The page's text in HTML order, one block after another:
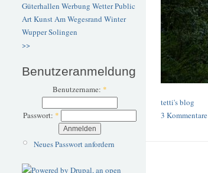
Güterhallen Werbung WetterPublic
ArtKunstAm Wegesrand Winter
WupperSolingen
>>
Benutzeranmeldung
Benutzername: *
Passwort: *
Neues Passwort anfordern
tetti's blog
3 Kommentare